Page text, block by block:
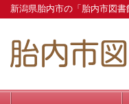
新潟県胎内市の「胎内市図